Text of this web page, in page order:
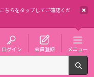
こちらをタップしてご確認くだ
ログイン 会員登録 メニュー